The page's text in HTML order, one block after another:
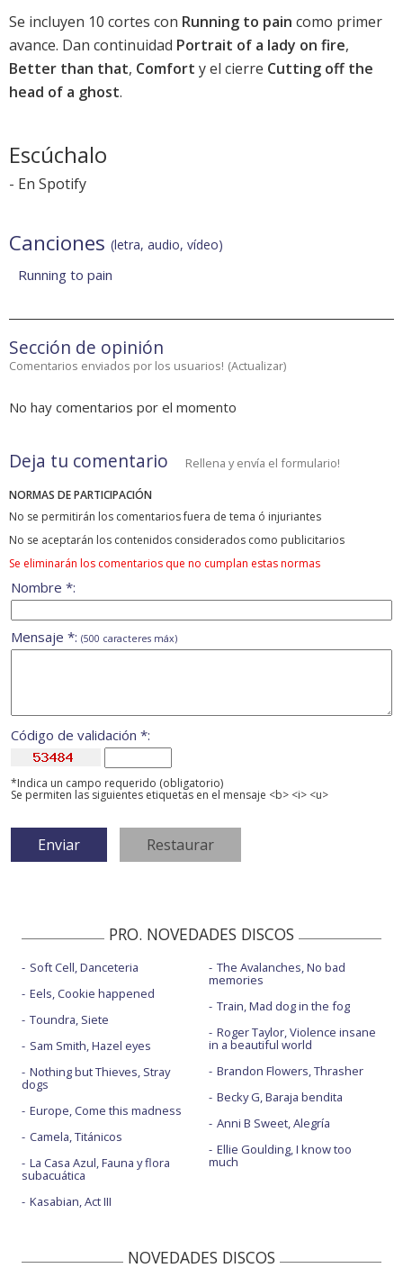
Se incluyen 10 cortes con Running to pain como primer
avance. Dan continuidad Portrait of a lady on fire,
Better than that, Comfort y el cierre Cutting off the
head of a ghost.
Escúchalo
- En Spotify
Canciones (letra, audio, vídeo)
Running to pain
Sección de opinión
Comentarios enviados por los usuarios! (Actualizar)
No hay comentarios por el momento
Deja tu comentario Rellena y envía el formulario!
NORMAS DE PARTICIPACIÓN
No se permitirán los comentarios fuera de tema ó injuriantes
No se aceptarán los contenidos considerados como publicitarios
Se eliminarán los comentarios que no cumplan estas normas
Nombre *:
Mensaje *: (500 caracteres máx)
Código de validación *:
*Indica un campo requerido (obligatorio)
Se permiten las siguientes etiquetas en el mensaje <b> <i> <u>
PRO. NOVEDADES DISCOS
Soft Cell, Danceteria
Eels, Cookie happened
Toundra, Siete
Sam Smith, Hazel eyes
Nothing but Thieves, Stray
dogs
Europe, Come this madness
Camela, Titánicos
La Casa Azul, Fauna y flora
subacuática
Kasabian, Act III
The Avalanches, No bad
memories
Train, Mad dog in the fog
Roger Taylor, Violence insane
in a beautiful world
Brandon Flowers, Thrasher
Becky G, Baraja bendita
Anni B Sweet, Alegría
Ellie Goulding, I know too
much
NOVEDADES DISCOS